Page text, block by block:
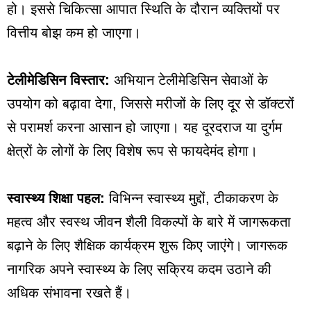
हो। इससे चिकित्सा आपात स्थिति के दौरान व्यक्तियों पर
वित्तीय बोझ कम हो जाएगा।
टेलीमेडिसिन विस्तार: अभियान टेलीमेडिसिन सेवाओं के
उपयोग को बढ़ावा देगा, जिससे मरीजों के लिए दूर से डॉक्टरों
से परामर्श करना आसान हो जाएगा। यह दूरदराज या दुर्गम
क्षेत्रों के लोगों के लिए विशेष रूप से फायदेमंद होगा।
स्वास्थ्य शिक्षा पहल: विभिन्न स्वास्थ्य मुद्दों, टीकाकरण के
महत्व और स्वस्थ जीवन शैली विकल्पों के बारे में जागरूकता
बढ़ाने के लिए शैक्षिक कार्यक्रम शुरू किए जाएंगे। जागरूक
नागरिक अपने स्वास्थ्य के लिए सक्रिय कदम उठाने की
अधिक संभावना रखते हैं।